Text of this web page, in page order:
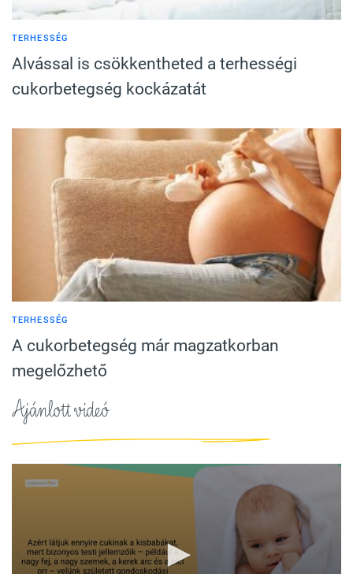
TERHESSÉG
Alvással is csökkentheted a terhességi
cukorbetegség kockázatát
TERHESSÉG
A cukorbetegség már magzatkorban
megelőzhető
Ajánlott videó